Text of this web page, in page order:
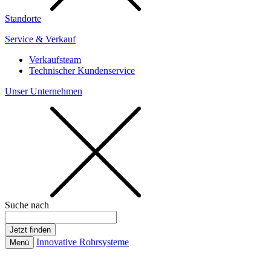
Standorte
Service & Verkauf
Verkaufsteam
Technischer Kundenservice
Unser Unternehmen
Suche nach
Menü Innovative Rohrsysteme